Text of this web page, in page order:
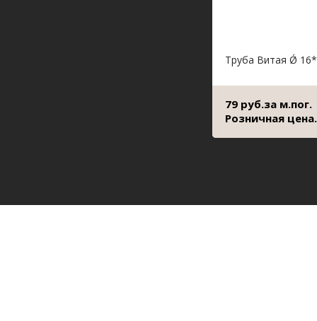
Труба Витая Ǿ
79 руб.за м.пог.
Розничная цена.